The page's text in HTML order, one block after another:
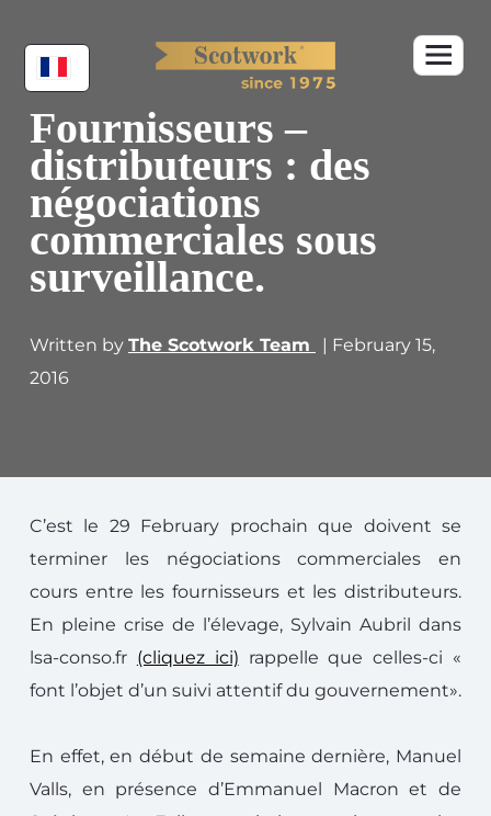
Fournisseurs –
distributeurs : des
négociations
commerciales sous
surveillance.
Written by The Scotwork Team
| February 15,
2016
C’est le 29 February prochain que doivent se
terminer les négociations commerciales en
cours entre les fournisseurs et les distributeurs.
En pleine crise de l’élevage, Sylvain Aubril dans
lsa-conso.fr (cliquez ici) rappelle que celles-ci «
font l’objet d’un suivi attentif du gouvernement».
En effet, en début de semaine dernière, Manuel
Valls, en présence d’Emmanuel Macron et de